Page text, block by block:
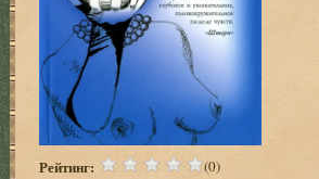
Рейтинг: (0)